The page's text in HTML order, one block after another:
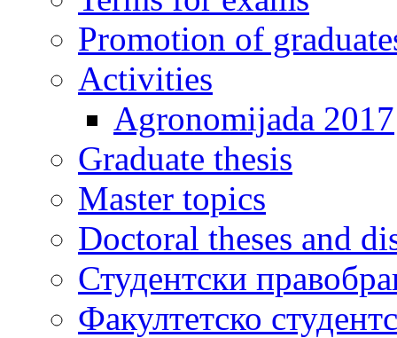
Promotion of
Activities
Agronomijada 2017
Graduate thesis
Master topics
Doctoral theses and
Студентски
Факултетско